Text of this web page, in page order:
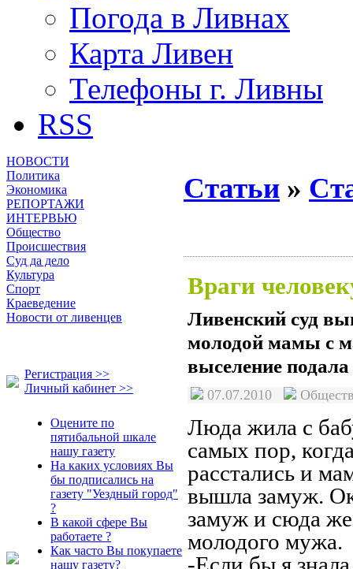
Погода в Ливнах
Карта Ливен
Телефоны г. Ливны
RSS
НОВОСТИ
Политика
Экономика
РЕПОРТАЖИ
ИНТЕРВЬЮ
Общество
Происшествия
Суд да дело
Культура
Спорт
Краеведение
Новости от ливенцев
Регистрация >>
Личный кабинет >>
Оцените по
пятибальной шкале
нашу газету
На каких условиях Вы
бы подписались на
газету "Уездный город"
?
В какой сфере Вы
работаете ?
Как часто Вы покупаете
нашу газету?
Статьи »
Враги
Ливенский суд
молодой мамы с
выселение
07.07.2010
Люда жила с
самых пор,
расстались и
вышла замуж.
замуж и сюда
молодого мужа.